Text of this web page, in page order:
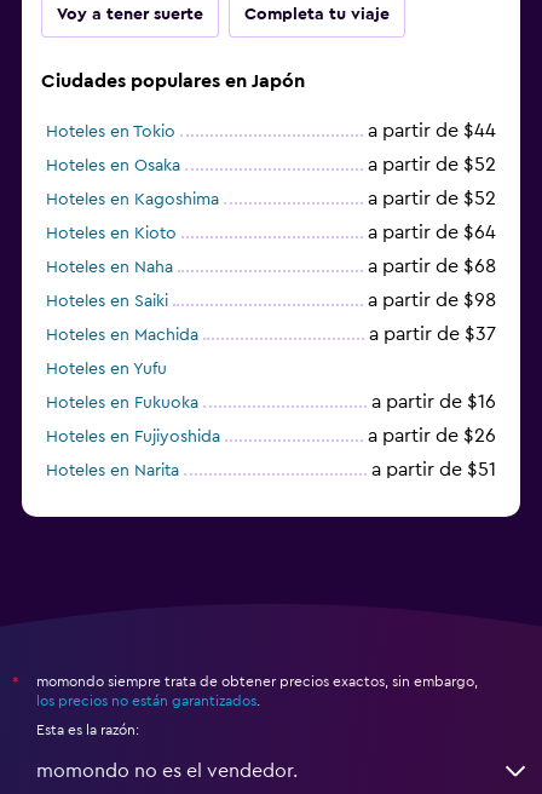
Voy a tener suerte Completa tu viaje
Ciudades populares en Japón
Hoteles en Tokio a partir de $44
Hoteles en Osaka a partir de $52
Hoteles en Kagoshima a partir de $52
Hoteles en Kioto a partir de $64
Hoteles en Naha a partir de $68
Hoteles en Saiki a partir de $98
Hoteles en Machida a partir de $37
Hoteles en Yufu
Hoteles en Fukuoka
a partir de $16
Hoteles en Fujiyoshida a partir de $26
Hoteles en Narita a partir de $51
*
momondo siempre trata de obtener precios exactos, sin embargo,
los precios no están garantizados
Esta es la razón:
momondo no es el vendedor.